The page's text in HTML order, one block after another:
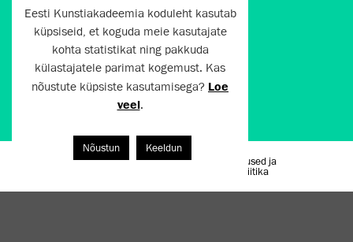
Põhja puiestee 7
Tallinn 10412
artun@artun.ee
+372 6267301
Liitu uudiskirjaga!
Kasutustingimused ja
privaatsuspoliitika
Eesti Kunstiakadeemia koduleht kasutab
küpsiseid, et koguda meie kasutajate
kohta statistikat ning pakkuda
külastajatele parimat kogemust. Kas
nõustute küpsiste kasutamisega? Loe
veel.
Nõustun Keeldun